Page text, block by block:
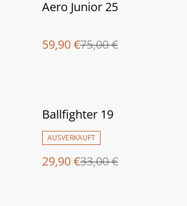
%
Aero Junior 25
59,90 €75,00 €
%
Ballfighter 19
AUSVERKAUFT
29,90 €33,00 €